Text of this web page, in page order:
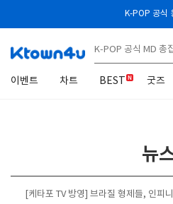
K-POP 공식
이벤트 차트 BEST 굿즈
뉴
[케타포 TV 방영] 브라질 형제들, 인피